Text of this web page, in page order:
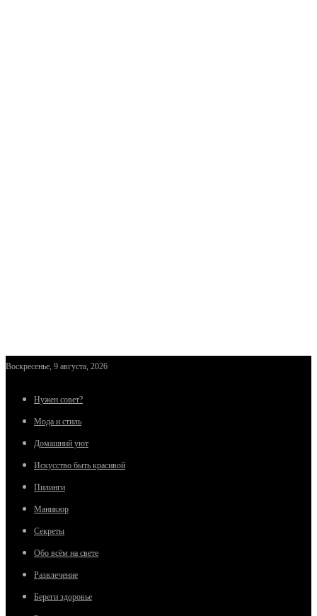
Воскресенье, 9 августа, 2026
Нужен совет?
Мода и стиль
Домашний уют
Искусство быть красивой
Пилинги
Маникюр
Секреты
Обо всём на свете
Развлечение
Береги здоровье